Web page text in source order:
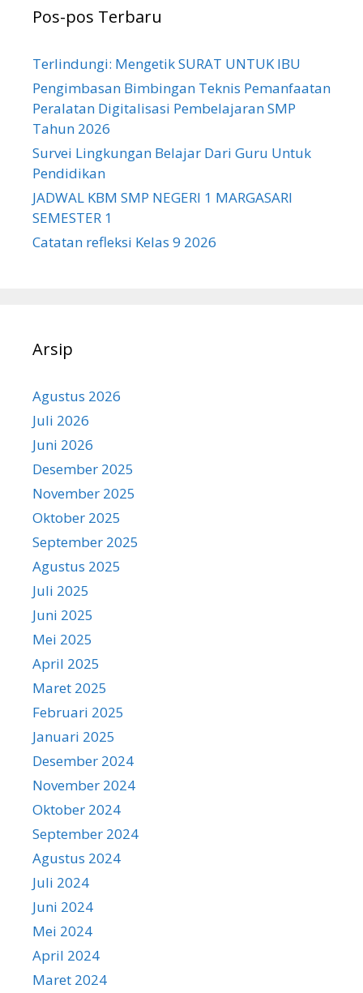
Pos-pos Terbaru
Terlindungi: Mengetik SURAT UNTUK IBU
Pengimbasan Bimbingan Teknis Pemanfaatan
Peralatan Digitalisasi Pembelajaran SMP
Tahun 2026
Survei Lingkungan Belajar Dari Guru Untuk
Pendidikan
JADWAL KBM SMP NEGERI 1 MARGASARI
SEMESTER 1
Catatan refleksi Kelas 9 2026
Arsip
Agustus 2026
Juli 2026
Juni 2026
Desember 2025
November 2025
Oktober 2025
September 2025
Agustus 2025
Juli 2025
Juni 2025
Mei 2025
April 2025
Maret 2025
Februari 2025
Januari 2025
Desember 2024
November 2024
Oktober 2024
September 2024
Agustus 2024
Juli 2024
Juni 2024
Mei 2024
April 2024
Maret 2024